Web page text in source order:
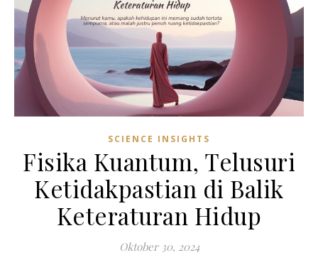
SCIENCE INSIGHTS
Fisika Kuantum, Telusuri
Ketidakpastian di Balik
Keteraturan Hidup
Oktober 30, 2024